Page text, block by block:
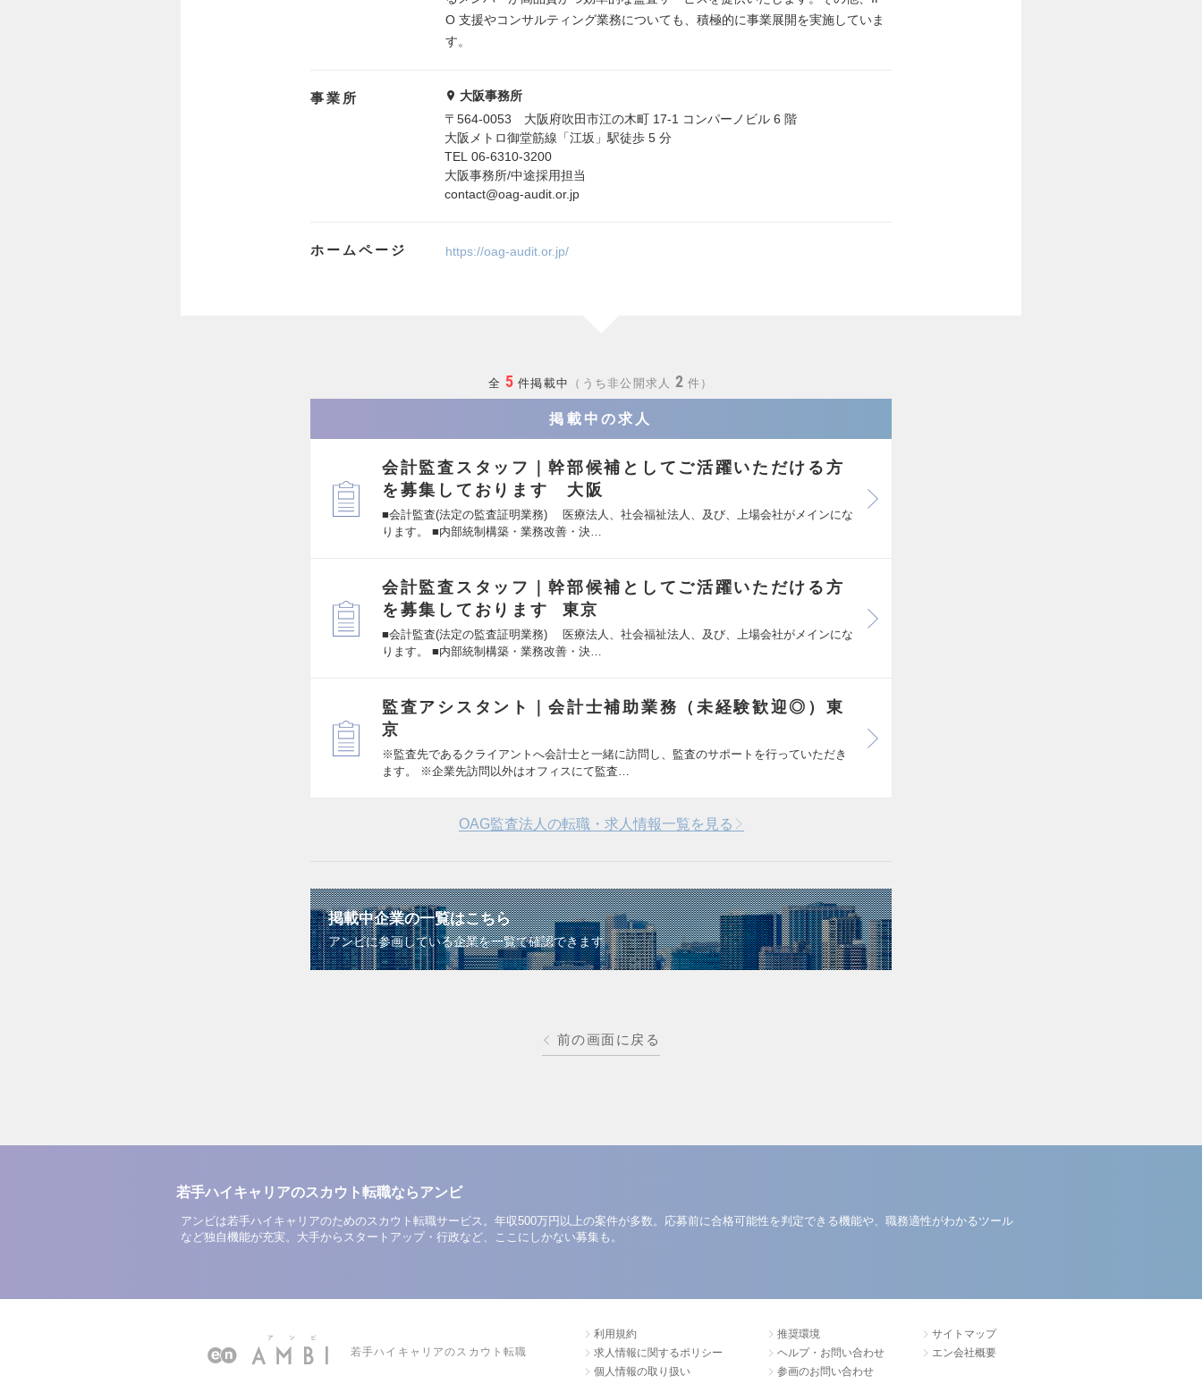
O 支援やコンサルティング業務についても、積極的に事業展開を実施していま
す。
事業所
大阪事務所
〒564-0053 大阪府吹田市江の木町 17-1 コンパーノビル 6 階
大阪メトロ御堂筋線「江坂」駅徒歩 5 分
TEL 06-6310-3200
大阪事務所/中途採用担当
contact@oag-audit.or.jp
ホームページ https://oag-audit.or.jp/
全 5 件掲載中 うち非公開求人 2 件
掲載中の求人
会計監査スタッフ｜幹部候補としてご活躍いただける方
を募集しております 大阪
■会計監査(法定の監査証明業務) 医療法人、社会福祉法人、及び、上場会社がメインにな
ります。 ■内部統制構築・業務改善・決…
会計監査スタッフ｜幹部候補としてご活躍いただける方
を募集しております 東京
■会計監査(法定の監査証明業務) 医療法人、社会福祉法人、及び、上場会社がメインにな
ります。 ■内部統制構築・業務改善・決…
監査アシスタント｜会計士補助業務（未経験歓迎◎）東
京
※監査先であるクライアントへ会計士と一緒に訪問し、監査のサポートを行っていただき
ます。 ※企業先訪問以外はオフィスにて監査…
OAG監査法人の転職・求人情報一覧を見る
掲載中企業の一覧はこちら
アンビに参画している企業を一覧で確認できます
前の画面に戻る
若手ハイキャリアのスカウト転職ならアンビ
アンビは若手ハイキャリアのためのスカウト転職サービス。年収500万円以上の案件が多数。応募前に合格可能性を判定できる機能や、職務適性がわかるツール
など独自機能が充実。大手からスタートアップ・行政など、ここにしかない募集も。
若手ハイキャリアのスカウト転職
利用規約
求人情報に関するポリシー
個人情報の取り扱い
推奨環境
ヘルプ・お問い合わせ
参画のお問い合わせ
サイトマップ
エン会社概要